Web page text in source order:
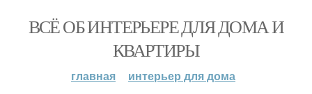
ВСЁ ОБ ИНТЕРЬЕРЕ ДЛЯ ДОМА И
КВАРТИРЫ
главная
интерьер для дома